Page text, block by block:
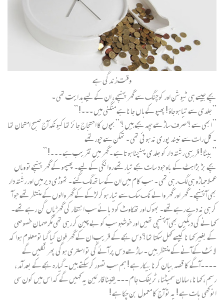
وقت زندگی ہے
بچے جیسے ہی ٹیوشن اور کوچنگ سے گھر پہنچے ، ان کے لیے ہدایت تھی ۔
” جلدی سے تیا ہوجاؤ ! پھپو کے ہاں جانا ہے منگنی میں ۔۔۔! ”
” ابھی سے ؟ صرف ساڑھے چھہ بجے ہیں ؟ ” بچوں کا احتجاج جائز تھاکیونکہ آج صبح امتحان تھا
۔کل رات سے نیند پوری نہ ہوئی تھی ۔ تھکن سے چور تھے
” بیٹا ! قریبی رشتہ دار کو جلدی پہنچنا ہوتا ہے ۔گھر میں تقریب ہے ۔۔۔! ”
بچے بڑ بڑا ہٹ کے باوجود سات بجے تیار تھے روانگی کے لیے۔ پھپھو کے گھر پہنچےتو وہاں
عملا جھاڑو ہی لگ رہی تھی ۔ سب کام میں ان کے ساتھ لگ گئے ۔ تھوڑی دیر میں اور رشتہ دار
بھی آ پہنچے ۔ گھر اور گھر والے نک سک سے تیار ہوکر لڑکے کے گھر والوں کے منتظر تھے جو آ
کر ہی نہ دے رہے تھے۔ بھوک اور تھکاوٹ کو دبائے سب انتظار کی گھڑیاں گن رہے تھے۔
کھانے کی دیگیں بھی آ پہنچی تھیں اور خوشبو سب کو بے چین کر رہی تھی مگر مہمان خصوصی
کے بغیر کھا نا کیسے کھل سکتا تھا؟ دس بجے کے قریب ان کے گھر فون کیا گیا تو معلوم ہوا کہ
لائٹ کےآنے کے منتظر ہیں ۔ ساڑھے دس پر آئے گی تو استری ہوگی پھر نکلیں گے
۔۔۔۔آگے کا قصہ بیان کرنا بیکار ہے ! ہم سب تصور کر سکتے ہیں ۔گیارہ بجے کے بعد آمد ،
رسم ، کھانا ، سامان سمیٹنا ، ٹریفک جام ۔۔۔یقینا قارئین یہ کہیں گے کہ اس میں کون سی
انوکھی بات ہے ! یہ تو آج کا معمول بن چکا ہے !